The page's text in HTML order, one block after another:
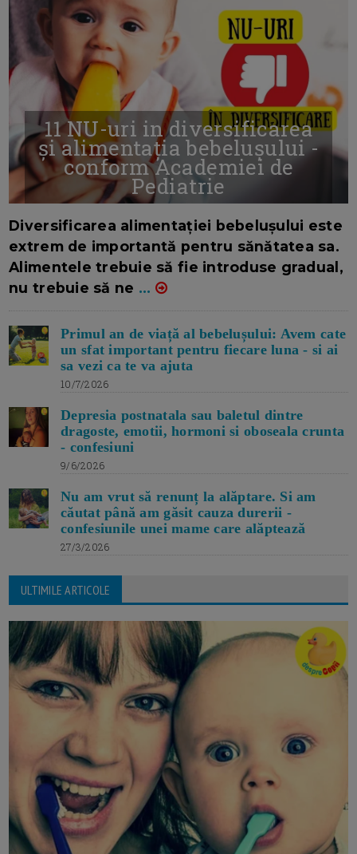
11 NU-uri in diversificarea
și alimentația bebelușului -
conform Academiei de
Pediatrie
Diversificarea alimentației bebelușului este
extrem de importantă pentru sănătatea sa.
Alimentele trebuie să fie introduse gradual,
nu trebuie să ne ...
Primul an de viață al bebelușului: Avem cate
un sfat important pentru fiecare luna - si ai
sa vezi ca te va ajuta
10/7/2026
Depresia postnatala sau baletul dintre
dragoste, emotii, hormoni si oboseala crunta
- confesiuni
9/6/2026
Nu am vrut să renunț la alăptare. Si am
căutat până am găsit cauza durerii -
confesiunile unei mame care alăptează
27/3/2026
ULTIMILE ARTICOLE